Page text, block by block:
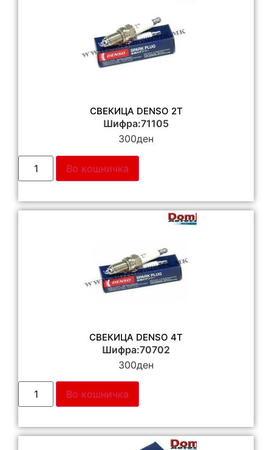
СВЕКИЦА DENSO 2Т
Шифра:71105
300ден
Во кошничка
СВЕКИЦА DENSO 4Т
Шифра:70702
300ден
Во кошничка